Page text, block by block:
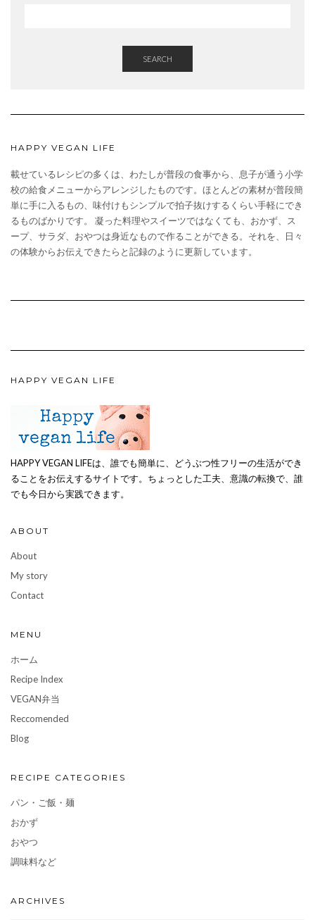
SEARCH
HAPPY VEGAN LIFE
載せているレシピの多くは、わたしが普段の食事から、息子が通う小学
校の給食メニューからアレンジしたものです。ほとんどの素材が普段簡
単に手に入るもの、味付けもシンプルで拍子抜けするくらい手軽にでき
るものばかりです。 凝った料理やスイーツではなくても、おかず、ス
ープ、サラダ、おやつは身近なもので作ることができる。それを、日々
の体験からお伝えできたらと記録のように更新しています。
HAPPY VEGAN LIFE
HAPPY VEGAN LIFEは、誰でも簡単に、どうぶつ性フリーの生活ができ
ることをお伝えするサイトです。ちょっとした工夫、意識の転換で、誰
でも今日から実践できます。
ABOUT
About
My story
Contact
MENU
ホーム
Recipe Index
VEGAN弁当
Reccomended
Blog
RECIPE CATEGORIES
パン・ご飯・麺
おかず
おやつ
調味料など
ARCHIVES